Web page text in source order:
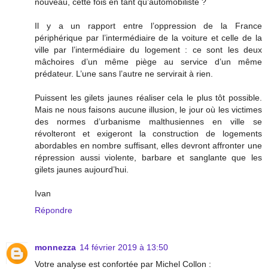
Il y a un rapport entre l’oppression de la France
périphérique par l’intermédiaire de la voiture et celle de la
ville par l’intermédiaire du logement : ce sont les deux
mâchoires d’un même piège au service d’un même
prédateur. L’une sans l’autre ne servirait à rien.
Puissent les gilets jaunes réaliser cela le plus tôt possible.
Mais ne nous faisons aucune illusion, le jour où les victimes
des normes d’urbanisme malthusiennes en ville se
révolteront et exigeront la construction de logements
abordables en nombre suffisant, elles devront affronter une
répression aussi violente, barbare et sanglante que les
gilets jaunes aujourd’hui.
Ivan
Répondre
monnezza 14 février 2019 à 13:50
Votre analyse est confortée par Michel Collon :